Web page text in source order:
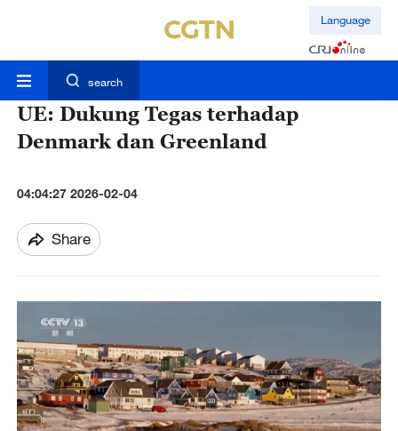
Language
search
UE: Dukung Tegas terhadap
Denmark dan Greenland
04:04:27 2026-02-04
Share